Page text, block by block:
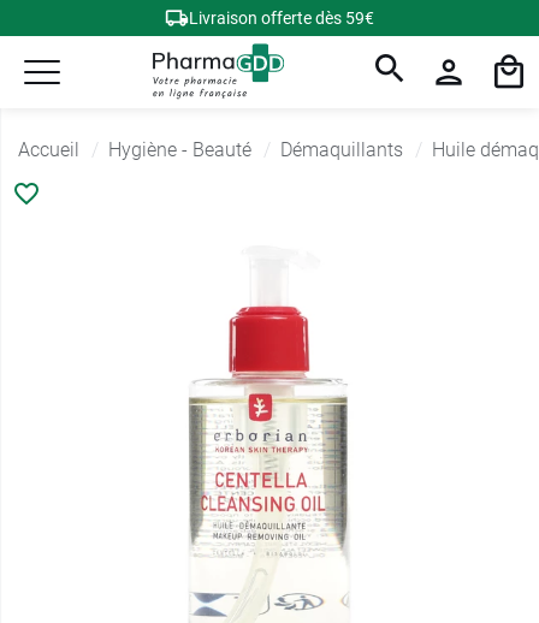
Livraison offerte dès 59€
Accueil Hygiène - Beauté Démaquillants Huile